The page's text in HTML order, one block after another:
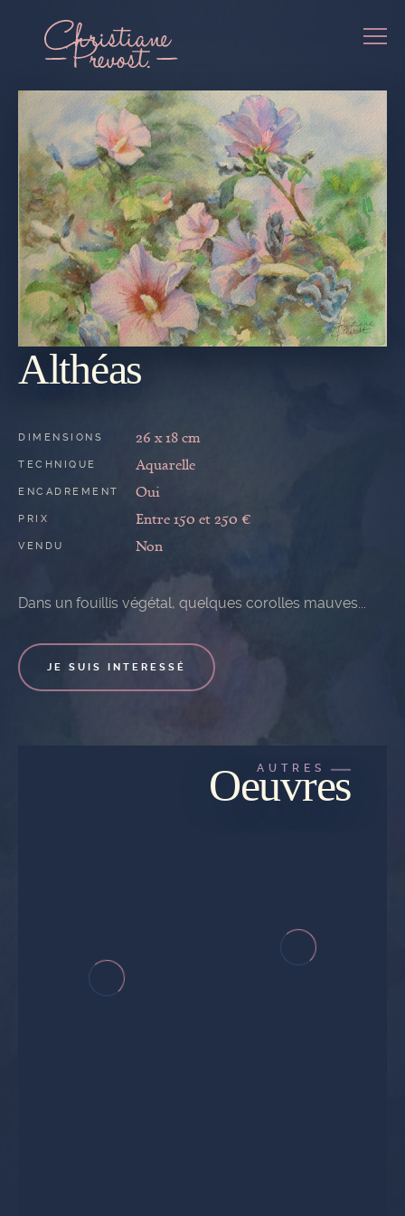
REVENIR
Althéas
DIMENSIONS 26 x 18 cm
TECHNIQUE Aquarelle
ENCADREMENT Oui
PRIX Entre 150 et 250 €
VENDU Non
Dans un fouillis végétal, quelques corolles mauves...
JE SUIS INTERESSÉ
AUTRES
Oeuvres